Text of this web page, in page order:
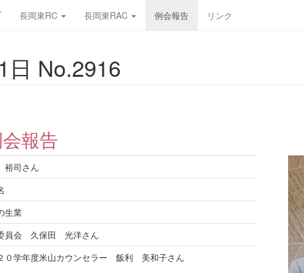
長岡東RC 長岡東RAC 例会報告 リンク
日 No.2916
報告
司さん
生業
員会 久保田 光洋さん
０学年度米山カウンセラー 飯利 美和子さん